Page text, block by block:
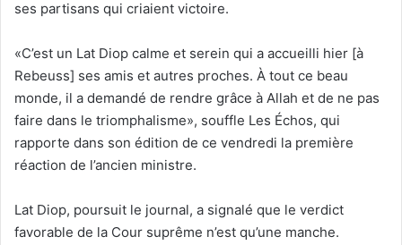
ses partisans qui criaient victoire.
«C’est un Lat Diop calme et serein qui a accueilli hier [à
Rebeuss] ses amis et autres proches. À tout ce beau
monde, il a demandé de rendre grâce à Allah et de ne pas
faire dans le triomphalisme», souffle Les Échos, qui
rapporte dans son édition de ce vendredi la première
réaction de l’ancien ministre.
Lat Diop, poursuit le journal, a signalé que le verdict
favorable de la Cour suprême n’est qu’une manche.